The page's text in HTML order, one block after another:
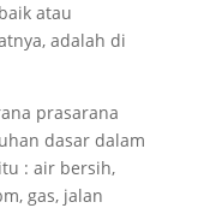
atau
adalah di
prasarana
dasar dalam
: air bersih,
gas, jalan